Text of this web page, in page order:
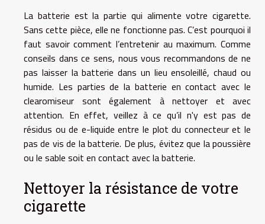
La batterie est la partie qui alimente votre cigarette.
Sans cette pièce, elle ne fonctionne pas. C’est pourquoi il
faut savoir comment l’entretenir au maximum. Comme
conseils dans ce sens, nous vous recommandons de ne
pas laisser la batterie dans un lieu ensoleillé, chaud ou
humide. Les parties de la batterie en contact avec le
clearomiseur sont également à nettoyer et avec
attention. En effet, veillez à ce qu’il n'y est pas de
résidus ou de e-liquide entre le plot du connecteur et le
pas de vis de la batterie. De plus, évitez que la poussière
ou le sable soit en contact avec la batterie.
Nettoyer la résistance de votre
cigarette